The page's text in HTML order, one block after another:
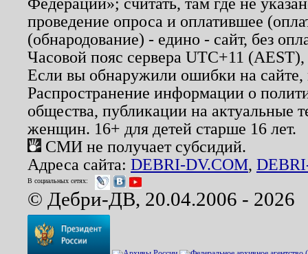
проведение опроса и оплатившее
(обнародование) - едино - сайт, без
Часовой пояс сервера UTC+11
Если вы обнаружили ошибки на
Распространение информации о
общества, публикации на актуальные
женщин. 16+ для детей старше 16 лет.
СМИ не получает субсидий.
Адреса сайта: DEBRI-DV.COM,
В социальных сетях:
© Дебри-ДВ, 20.04.2006 - 2026